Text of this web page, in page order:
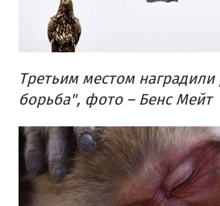
Третьим местом наградили
борьба", фото – Бенс Мейт